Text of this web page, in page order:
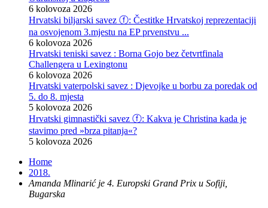
6 kolovoza 2026
Hrvatski biljarski savez ⓕ: Čestitke Hrvatskoj reprezentaciji
na osvojenom 3.mjestu na EP prvenstvu ...
6 kolovoza 2026
Hrvatski teniski savez : Borna Gojo bez četvrtfinala
Challengera u Lexingtonu
6 kolovoza 2026
Hrvatski vaterpolski savez : Djevojke u borbu za poredak od
5. do 8. mjesta
5 kolovoza 2026
Hrvatski gimnastički savez ⓕ: Kakva je Christina kada je
stavimo pred »brza pitanja«?
5 kolovoza 2026
Home
2018.
Amanda Mlinarić je 4. Europski Grand Prix u Sofiji,
Bugarska